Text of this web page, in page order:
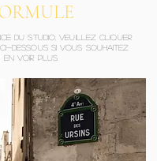
du studio, veuillez cliquer
dessous si vous souhaitez
en voir plus